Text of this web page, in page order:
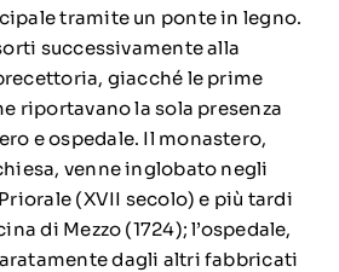
tramite un ponte in legno.
successivamente alla
giacché le prime
riportavano la sola presenza
e ospedale. Il monastero,
venne inglobato negli
(XVII secolo) e più tardi
di Mezzo (1724); l’ospedale,
dagli altri fabbricati